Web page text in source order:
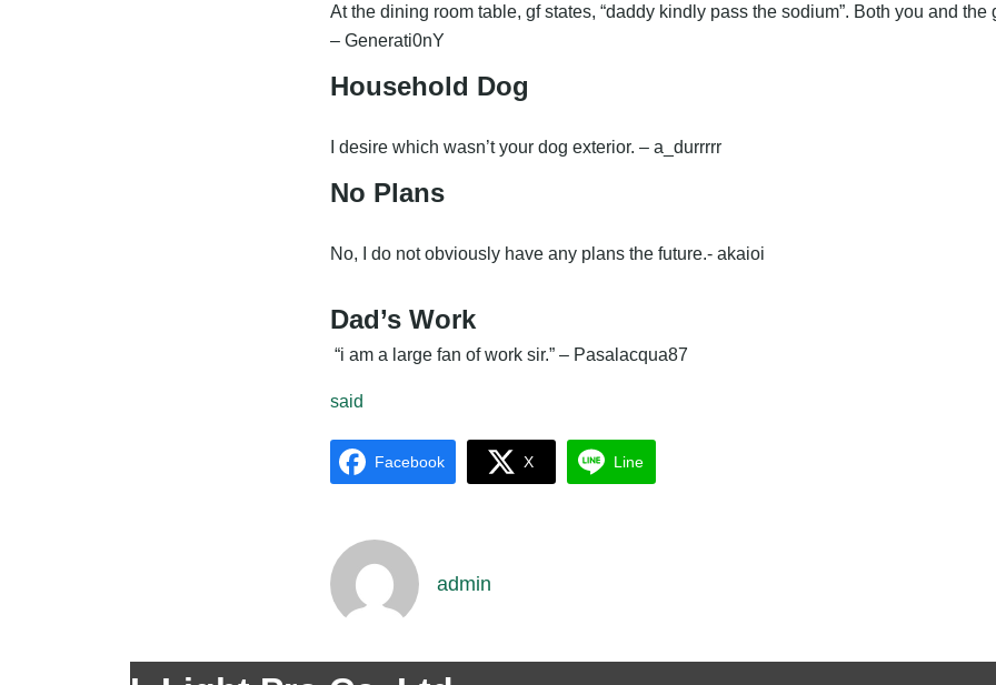
At the dining room table, gf states, “daddy kindly pass the sodium”. Both you and the
– Generati0nY
Household Dog
I desire which wasn’t your dog exterior. – a_durrrrr
No Plans
No, I do not obviously have any plans the future.- akaioi
Dad’s Work
“i am a large fan of work sir.” – Pasalacqua87
said
Facebook X Line
admin